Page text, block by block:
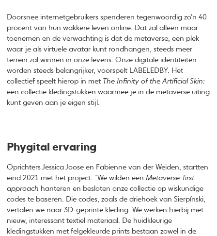
Doorsnee internetgebruikers spenderen tegenwoordig zo’n 40
procent van hun wakkere leven online. Dat zal alleen maar
toenemen en de verwachting is dat de metaverse, een plek
waar je als virtuele avatar kunt rondhangen, steeds meer
terrein zal winnen in onze levens. Onze digitale identiteiten
worden steeds belangrijker, voorspelt LABELEDBY. Het
collectief speelt hierop in met The Infinity of the Artificial Skin:
een collectie kledingstukken waarmee je in de metaverse uiting
kunt geven aan je eigen stijl.
Phygital ervaring
Oprichters Jessica Joose en Fabienne van der Weiden, startten
eind 2021 met het project. “We wilden een Metaverse-first
approach hanteren en besloten onze collectie op wiskundige
codes te baseren. Die codes, zoals de driehoek van Sierpínski,
vertalen we naar 3D-geprinte kleding. We werken hierbij met
nieuw, interessant textiel materiaal. De huidkleurige
kledingstukken met felgekleurde prints bestaan zowel in de